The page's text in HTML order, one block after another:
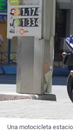
Una motocicleta